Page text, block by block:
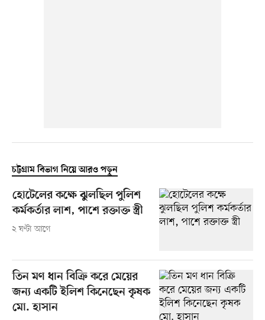
চট্টগ্রাম বিভাগ নিয়ে আরও পড়ুন
হোটেলের কক্ষে ঝুলছিল পুলিশ
কর্মকর্তার লাশ, পাশে রক্তাক্ত স্ত্রী
২ ঘণ্টা আগে
তিন মণ ধান বিক্রি করে মেয়ের
জন্য একটি ইলিশ কিনেছেন কৃষক
মো. হাসান